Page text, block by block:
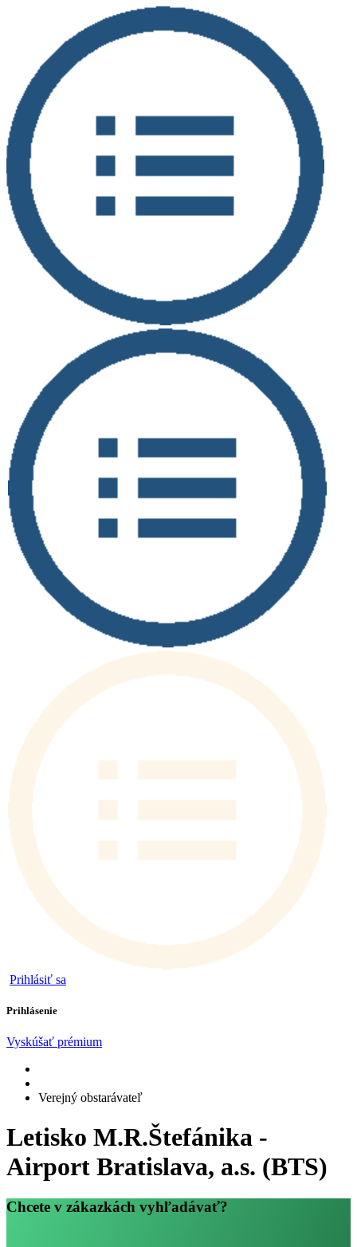
Prihlásiť sa
Prihlásenie
Vyskúšať prémium
Verejný obstarávateľ
Letisko M.R.Štefánika -
Airport Bratislava, a.s. (BTS)
Chcete v zákazkách vyhľadávať?